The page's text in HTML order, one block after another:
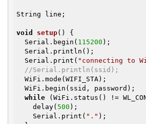
String line;
void setup()
{
  Serial.begin(
115200 );
  Serial.print(
"connecting to
//Serial.println(ssid);
while (WiFi.status() !=
    delay(
500 );
    Serial.print(
"." );